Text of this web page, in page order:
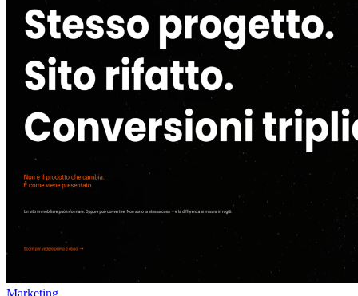
Marketing